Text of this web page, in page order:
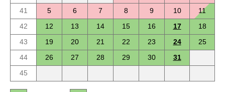
41
5 6 7 8 9 10
11
42
12 13 14 15 16 17
18
43
19 20 21 22 23 24
25
44
26 27 28 29 30
31
45